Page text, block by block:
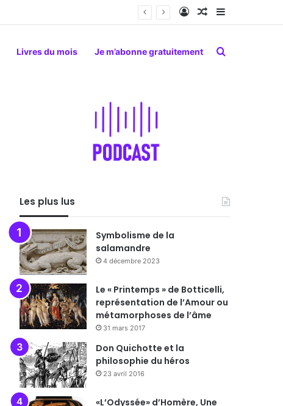
Connexion
Article Aléatoire
Sidebar
Livres du mois Je m’abonne gratuitement Rechercher
Les plus lus
Symbolisme de la
salamandre
4 décembre 2023
Le « Printemps » de Botticelli,
représentation de l’Amour ou
métamorphoses de l’âme
31 mars 2017
Don Quichotte et la
philosophie du héros
23 avril 2016
«L’Odyssée» d’Homère, Une